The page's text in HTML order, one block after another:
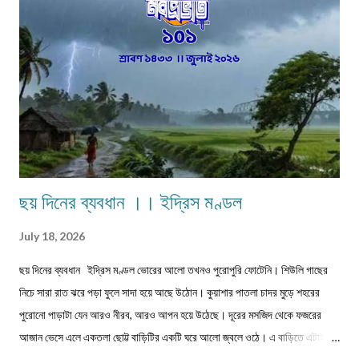
কালে কালান্তরে সেই সব পেশা,সেই সব সমাজবন্ধুরা হারিয়ে গ্যাছে। শুধুমাত্র তারা বেঁচে
আছে অগ্রজের গল্পকথায়,আর বিভিন...
ছয় দিনের ব্যবধান ।। ইদ্রিস মণ্ডল
July 18, 2026
ছয় দিনের ব্যবধান ইদ্রিস মণ্ডল ভোরের আলো তখনও পুরোপুরি ফোটেনি। শিউলি গাছের
নিচে সারা রাত ঝরে পড়া ফুলে সাদা হয়ে আছে উঠোন। কুয়াশার পাতলা চাদর মুড়ে শহরের
পুরোনো পাড়াটা যেন আরও নীরব, আরও আপন হয়ে উঠেছে। দূরের মসজিদ থেকে ফজরের
আজান ভেসে এলে একতলা ছোট্ট বাড়িটির একটি ঘরে আলো জ্বলে ওঠে। এ বাড়িতে এটাই